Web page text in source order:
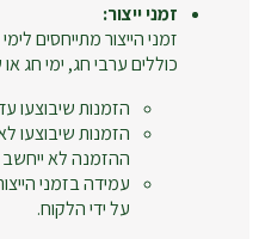
זמני ייצור:
זמני הייצור מתייחסים
כוללים ערבי חג, ימי חג או
הזמנות שיבוצעו עד השעה 12:00
ההזמנה לא ייחשב
עמידה בזמני
על ידי הלקוח.